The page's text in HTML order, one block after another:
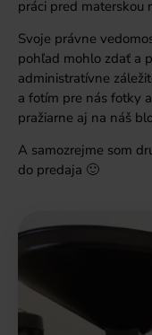
práci pred materskou
Svoje právne
pohľad mohlo zdať a
administratívne
a fotím pre nás fotky
pražiarne aj na náš
A samozrejme som
do predaja 🙂